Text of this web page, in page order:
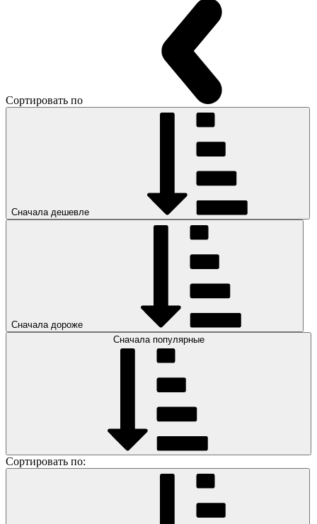
Сортировать по
Сначала дешевле
Сначала дороже
Сначала популярные
Сортировать по: